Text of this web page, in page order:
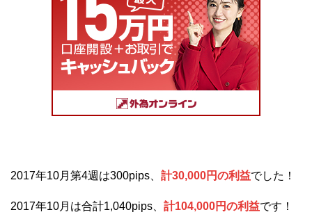
2017年10月第4週は300pips、 計30,000円の利益でした！
2017年10月は合計1,040pips、 計104,000円の利益です！